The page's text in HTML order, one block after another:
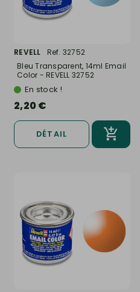
REVELL
Ref. 32752
Bleu Transparent, 14ml Email
Color - REVELL 32752
En stock !
2,20 €
DÉTAIL